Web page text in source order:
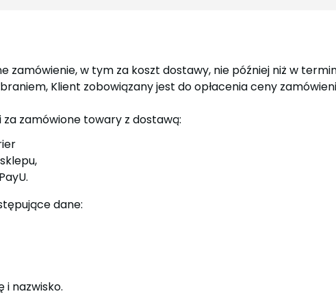
zamówienie, w tym za koszt dostawy, nie później niż w
Klient zobowiązany jest do opłacenia ceny
zamówione towary z dostawą:
dane:
i nazwisko.